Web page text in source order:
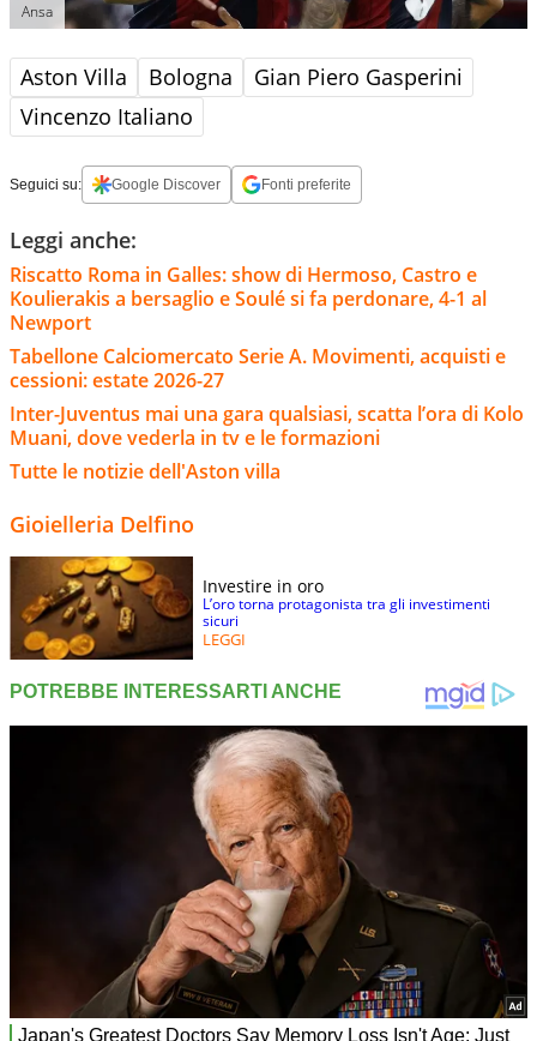
Ansa
Aston Villa Bologna
Gian Piero Gasperini
Vincenzo Italiano
Seguici su: Google Discover Fonti preferite
Leggi anche:
Riscatto Roma in Galles: show di Hermoso, Castro e
Koulierakis a bersaglio e Soulé si fa perdonare, 4-1 al
Newport
Tabellone Calciomercato Serie A. Movimenti, acquisti e
cessioni: estate 2026-27
Inter-Juventus mai una gara qualsiasi, scatta l’ora di Kolo
Muani, dove vederla in tv e le formazioni
Tutte le notizie dell'Aston villa
Gioielleria Delfino
Investire in oro
L’oro torna protagonista tra gli investimenti
sicuri
LEGGI